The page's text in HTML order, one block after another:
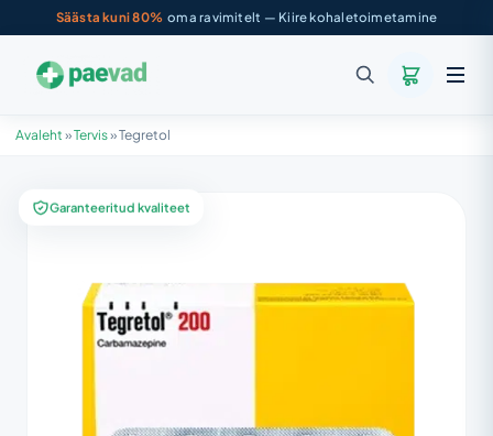
Säästa kuni 80% oma ravimitelt — Kiire kohaletoimetamine
Avaleht »Tervis»Tegretol
Garanteeritud kvaliteet